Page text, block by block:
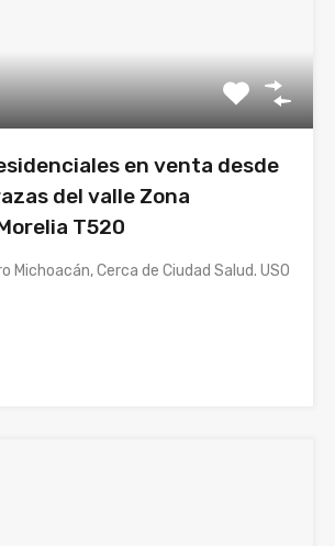
en venta desde
del valle Zona
T520
Michoacán, Cerca de Ciudad Salud. USO